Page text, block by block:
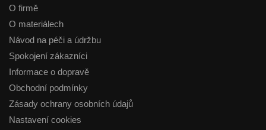
O firmě
O materiálech
Návod na péči a údržbu
Spokojení zákazníci
Informace o dopravě
Obchodní podmínky
Zásady ochrany osobních údajů
Nastavení cookies